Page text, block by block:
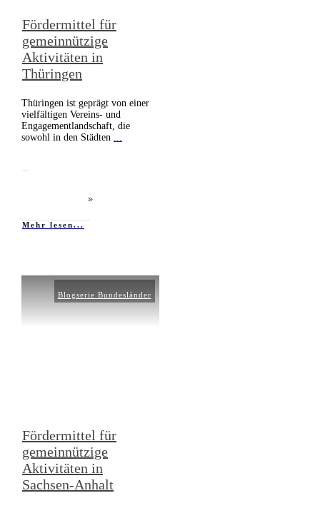
Fördermittel für
gemeinnützige
Aktivitäten in
Thüringen
Thüringen ist geprägt von einer
vielfältigen Vereins- und
Engagementlandschaft, die
sowohl in den Städten
Mehr lesen...
Blogserie Bundesländer
Fördermittel für
gemeinnützige
Aktivitäten in
Sachsen-Anhalt